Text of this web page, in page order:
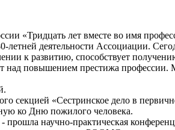
«Тридцать лет вместе во имя
летней деятельности Ассоциации.
к развитию, способствует
над повышением престижа
секцией «Сестринское дело в
ко Дню пожилого человека.
научно-практическая